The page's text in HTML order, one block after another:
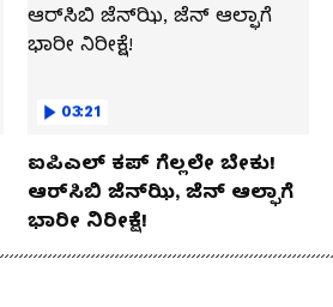
03:21
ಐಪಿಎಲ್ ಕಪ್‌ ಗೆಲ್ಲಲೇ ಬೇಕು!
ಆರ್‌ಸಿಬಿ ಜೆನ್‌ಝಿ, ಜೆನ್‌ ಆಲ್ಫಾಗೆ
ಭಾರೀ ನಿರೀಕ್ಷೆ!